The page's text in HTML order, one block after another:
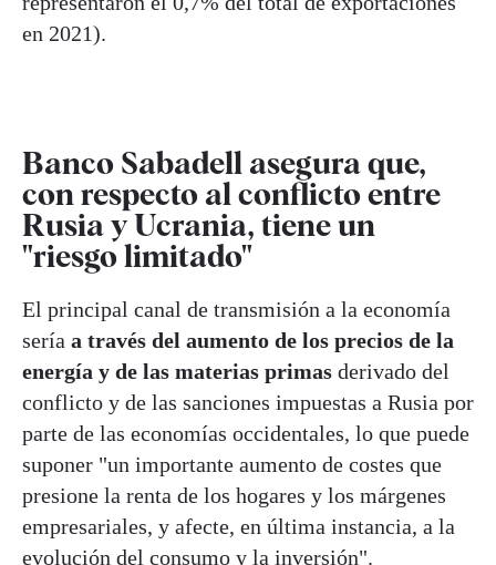
en 2021).
Banco Sabadell asegura que,
con respecto al conflicto entre
Rusia y Ucrania, tiene un
"riesgo limitado"
El principal canal de transmisión a la economía
sería a través del aumento de los precios de la
energía y de las materias primas derivado del
conflicto y de las sanciones impuestas a Rusia por
parte de las economías occidentales, lo que puede
suponer "un importante aumento de costes que
presione la renta de los hogares y los márgenes
empresariales, y afecte, en última instancia, a la
evolución del consumo y la inversión".